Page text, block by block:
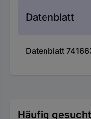
Datenblatt
Datenblatt
Häufig